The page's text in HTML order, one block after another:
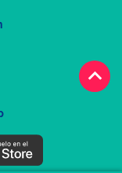
keyboard_arrow_up